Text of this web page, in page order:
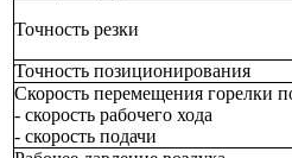
Точность резки
Точность позиционирования
Скорость перемещения горелки
- скорость рабочего хода
- скорость подачи